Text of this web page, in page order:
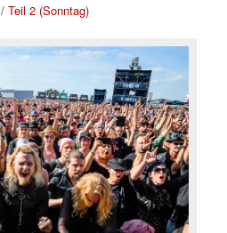
/Teil 2 (Sonntag)